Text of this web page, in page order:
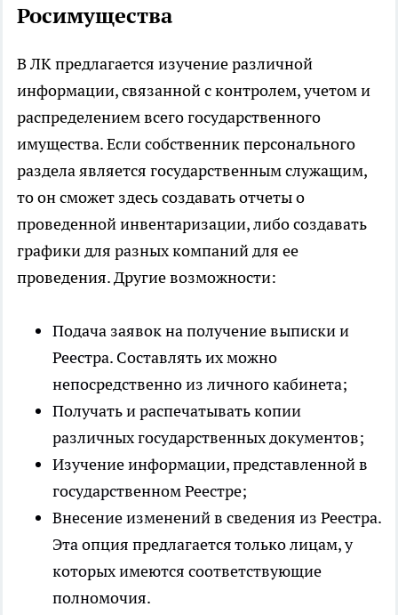
Росимущества
В ЛК предлагается изучение различной
информации, связанной с контролем, учетом и
распределением всего государственного
имущества. Если собственник персонального
раздела является государственным служащим,
то он сможет здесь создавать отчеты о
проведенной инвентаризации, либо создавать
графики для разных компаний для ее
проведения. Другие возможности:
Подача заявок на получение выписки и
Реестра. Составлять их можно
непосредственно из личного кабинета;
Получать и распечатывать копии
различных государственных документов;
Изучение информации, представленной в
государственном Реестре;
Внесение изменений в сведения из Реестра.
Эта опция предлагается только лицам, у
которых имеются соответствующие
полномочия.